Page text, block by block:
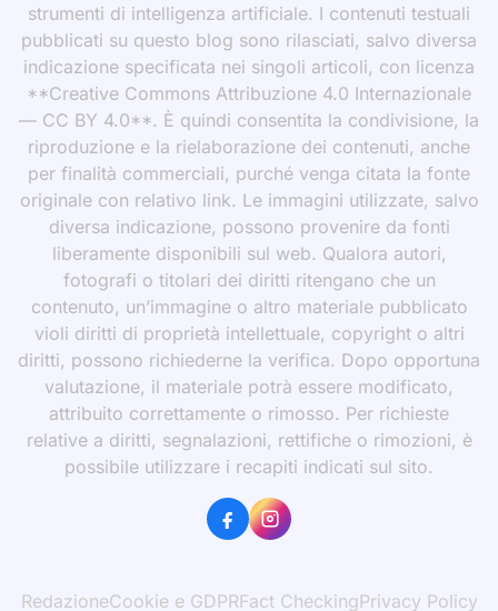
strumenti di intelligenza artificiale. I contenuti testuali
pubblicati su questo blog sono rilasciati, salvo diversa
indicazione specificata nei singoli articoli, con licenza
**Creative Commons Attribuzione 4.0 Internazionale
— CC BY 4.0**. È quindi consentita la condivisione, la
riproduzione e la rielaborazione dei contenuti, anche
per finalità commerciali, purché venga citata la fonte
originale con relativo link. Le immagini utilizzate, salvo
diversa indicazione, possono provenire da fonti
liberamente disponibili sul web. Qualora autori,
fotografi o titolari dei diritti ritengano che un
contenuto, un’immagine o altro materiale pubblicato
violi diritti di proprietà intellettuale, copyright o altri
diritti, possono richiederne la verifica. Dopo opportuna
valutazione, il materiale potrà essere modificato,
attribuito correttamente o rimosso. Per richieste
relative a diritti, segnalazioni, rettifiche o rimozioni, è
possibile utilizzare i recapiti indicati sul sito.
RedazioneCookie e GDPRFact CheckingPrivacy Policy